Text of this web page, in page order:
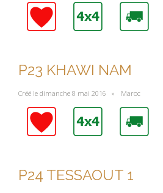
P23 KHAWI NAM
Créé le dimanche 8 mai 2016 » Maroc
P24 TESSAOUT 1